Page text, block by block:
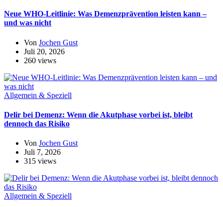
Neue WHO-Leitlinie: Was Demenzprävention leisten kann –
und was nicht
Von Jochen Gust
Juli 20, 2026
260 views
Allgemein & Speziell
Delir bei Demenz: Wenn die Akutphase vorbei ist, bleibt
dennoch das Risiko
Von Jochen Gust
Juli 7, 2026
315 views
Allgemein & Speziell